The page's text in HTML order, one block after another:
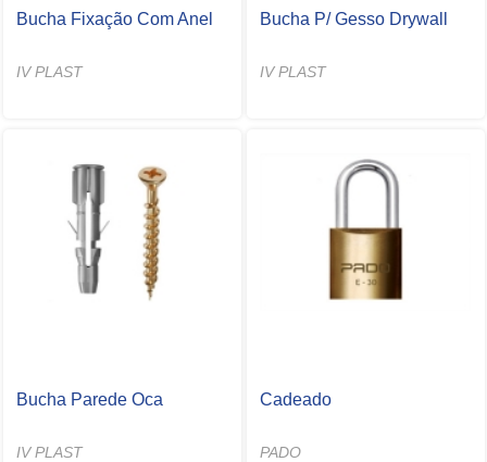
Bucha Fixação Com Anel
IV PLAST
Bucha P/ Gesso Drywall
IV PLAST
Bucha Parede Oca
IV PLAST
Cadeado
PADO